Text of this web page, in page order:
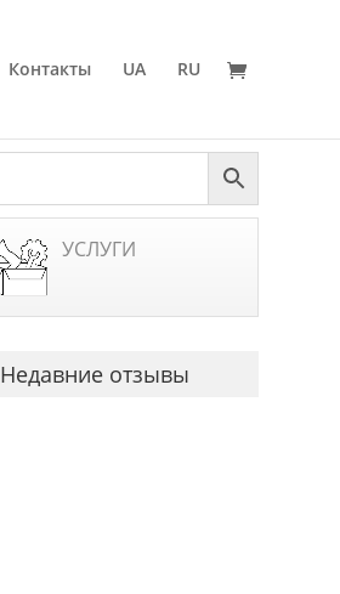
Контакты UA RU
УСЛУГИ
Недавние отзывы